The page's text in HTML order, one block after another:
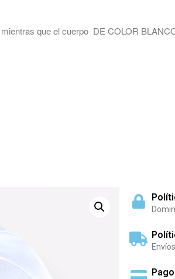
que el cuerpo DE COLOR